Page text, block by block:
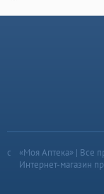
«Моя Аптека» | Все
Интернет-магазин